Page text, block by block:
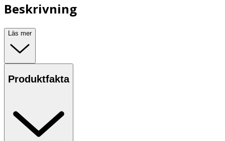
Beskrivning
Läs mer
Produktfakta